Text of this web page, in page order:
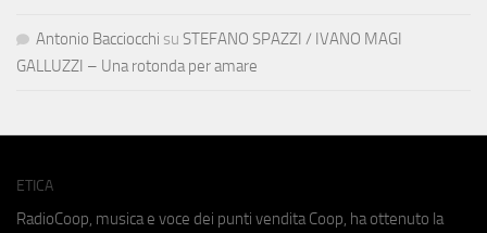
Antonio Bacciocchi su STEFANO SPAZZI / IVANO MAGI
GALLUZZI – Una rotonda per amare
ETICA
RadioCoop, musica e voce dei punti vendita Coop, ha ottenuto la